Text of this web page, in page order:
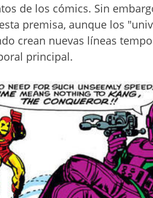
de los cómics. Sin
premisa, aunque los
crean nuevas líneas
principal.